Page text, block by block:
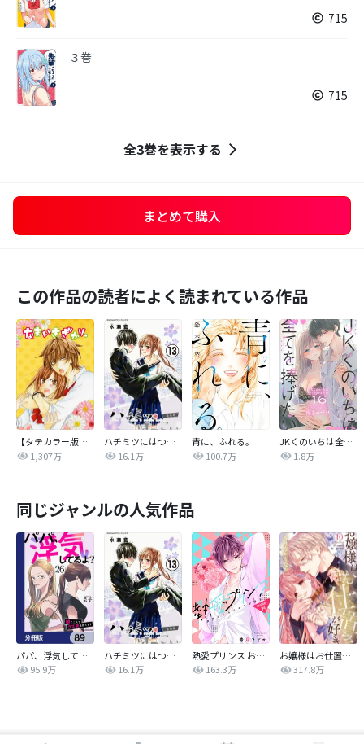
715
３巻
715
全3巻を表示する
まとめて購入
この作品の読者によく読まれている作品
【タテカラー版】なまいきざかり。
1,307万
ハチミツにはつこい
16.1万
青に、ふれる。
100.7万
JKくのいちは全てを捧げたい
1.8万
同じジャンルの人気作品
パパ、浮気してるよ？娘と二人でクズ夫を捨てます【分冊版】
95.9万
ハチミツにはつこい
16.1万
熱愛プリンス お兄ちゃんはキミが好き
163.3万
お嬢様はお仕置きが好き
317.8万